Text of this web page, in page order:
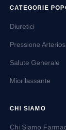
CATEGORIE
Diuretici
Pressione
Salute Generale
Miorilassante
CHI SIAMO
Chi Siamo